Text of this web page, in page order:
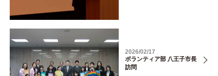
2026/02/17
ボランティア部 八王子市長
訪問